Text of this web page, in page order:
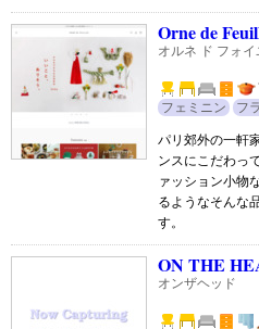
Orne de
オルネ ド フォイ
フェミニン フ
パリ郊外の一軒
ンスにこだわっ
ァッション小物
るようなそんな
す。
ON THE
オンザヘッド